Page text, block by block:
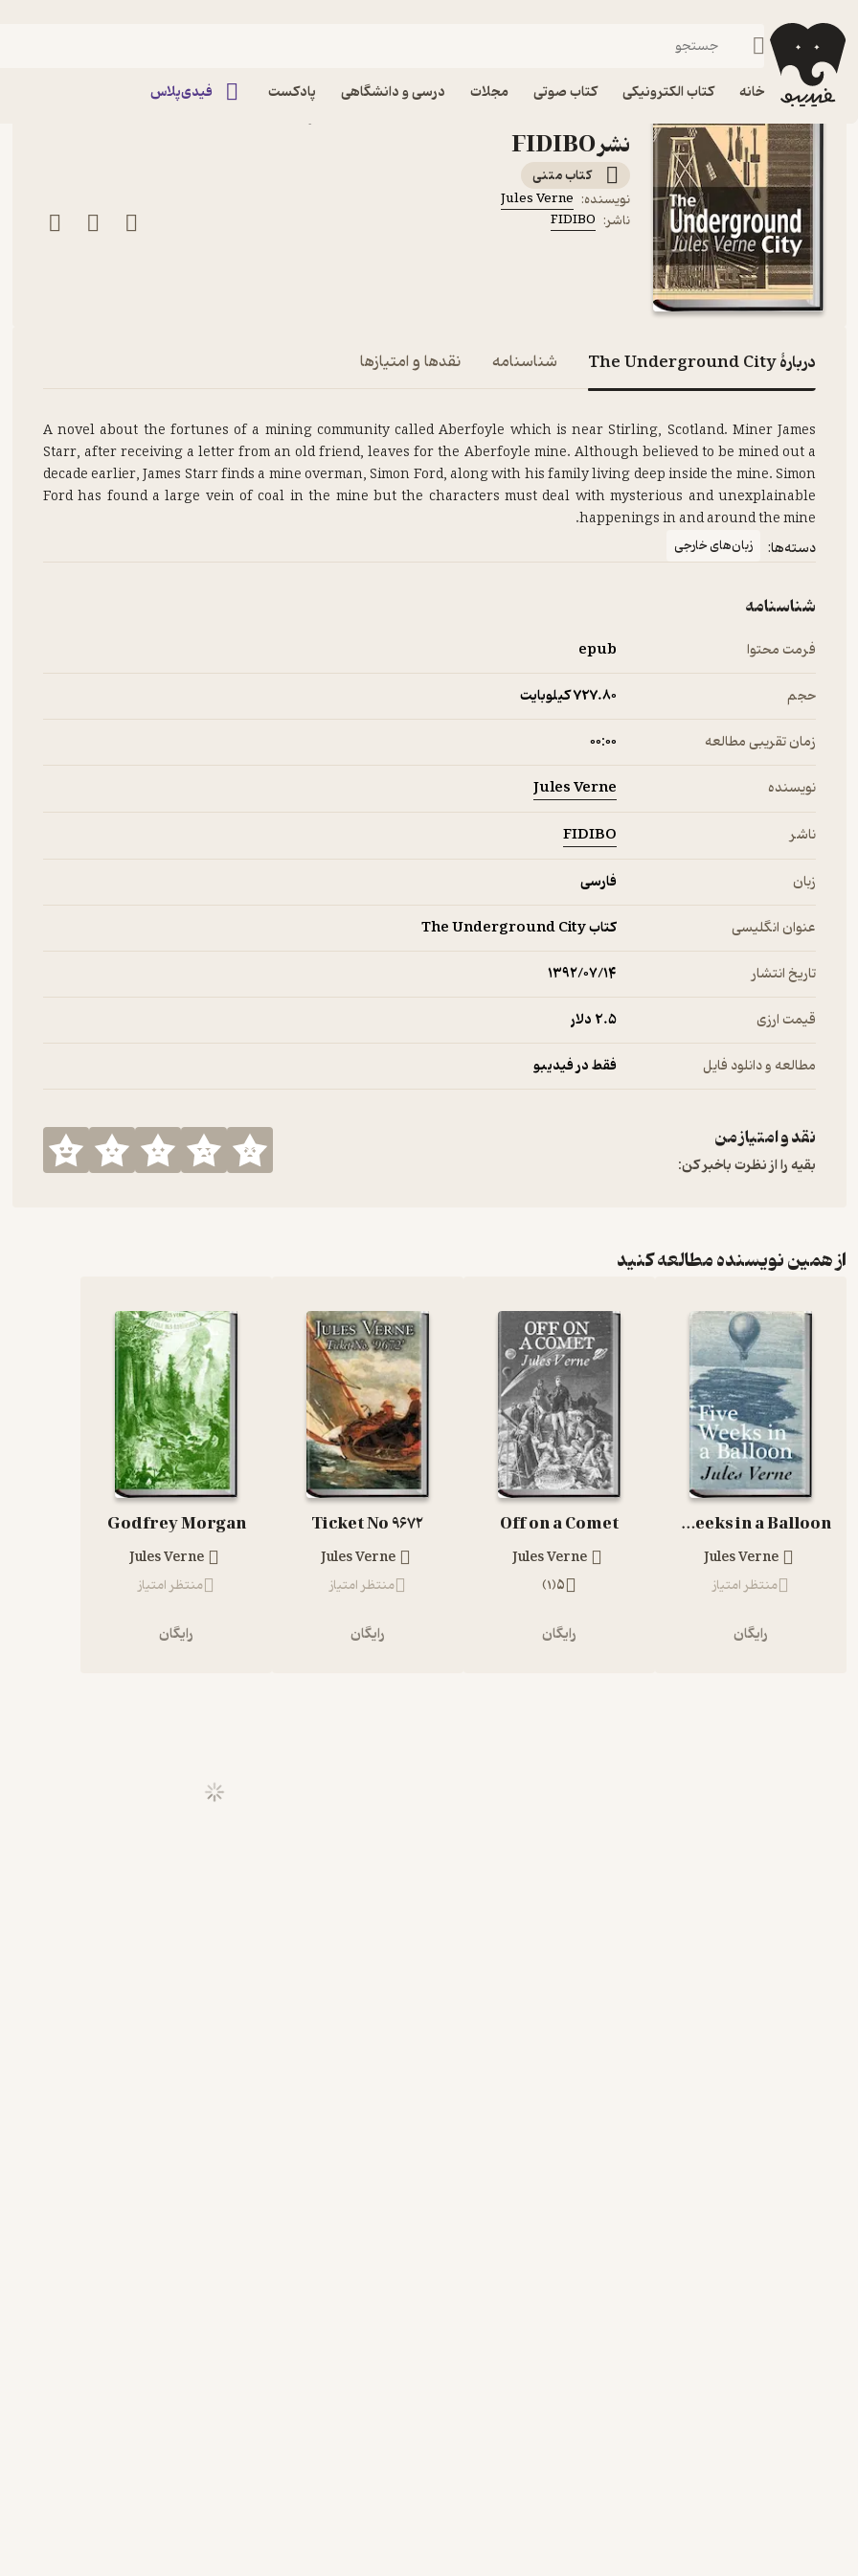
خانه کتاب الکترونیکی کتاب صوتی مجلات درسی و دانشگاهی پادکست فیدی‌پلاس
فیدیبو کتاب الکترونیکی
نشر FIDIBO
کتاب متنی
نویسنده:
Jules Verne
ناشر:
FIDIBO
دربارۀ The Underground City شناسنامه نقدها و امتیازها
A novel about the fortunes of a mining community called Aberfoyle which is near Stirling, Scotland. Miner James
Starr, after receiving a letter from an old friend, leaves for the Aberfoyle mine. Although believed to be mined out a
decade earlier, James Starr finds a mine overman, Simon Ford, along with his family living deep inside the mine. Simon
Ford has found a large vein of coal in the mine but the characters must deal with mysterious and unexplainable
happenings in and around the mine.
دسته‌ها: زبان‌های خارجی
شناسنامه
فرمت محتوا epub
حجم 727.۸۰ کیلوبایت
زمان تقریبی مطالعه ۰۰:۰۰
نویسنده Jules Verne
ناشر FIDIBO
زبان فارسی
عنوان انگلیسی کتاب The Underground City
تاریخ انتشار ۱۳۹۲/۰۷/۱۴
قیمت ارزی 2.۵ دلار
مطالعه و دانلود فایل فقط در فیدیبو
نقد و امتیاز من
بقیه را از نظرت باخبر کن:
از همین نویسنده مطالعه کنید
Five Weeks in a Balloon
Jules Verne
منتظر امتیاز
رایگان
Off on a Comet
Jules Verne
5
(
1
)
رایگان
Ticket No 9672
Jules Verne
منتظر امتیاز
رایگان
Godfrey Morgan
Jules Verne
منتظر امتیاز
رایگان